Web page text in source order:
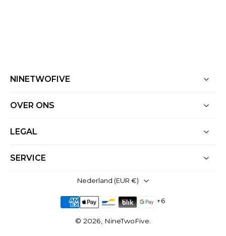
NINETWOFIVE
OVER ONS
LEGAL
SERVICE
Nederland ‎(EUR €)‎
© 2026, NineTwoFive